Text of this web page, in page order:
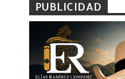
PUBLICIDAD